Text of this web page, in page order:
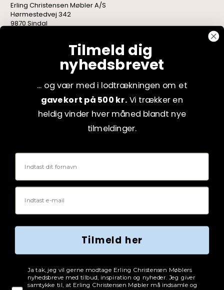
Erling Christensen Møbler A/S
Hørmestedvej 342
9870 Sindal
Tilmeld dig
nyhedsbrevet
... og vær med i lodtrækningen om et
gavekort på 500 kr. Vi trækker en
heldig vinder hver måned blandt nye
tilmeldinger.
Fornavn
Email
Tilmeld her
Tjekboks samtykke
Ja tak, jeg vil gerne modtage Erling Christensen Møblers
nyhedsbreve med tilbud, inspiration og nyheder. Jeg giver
samtykke til, at Erling Christensen Møbler må indsamle og